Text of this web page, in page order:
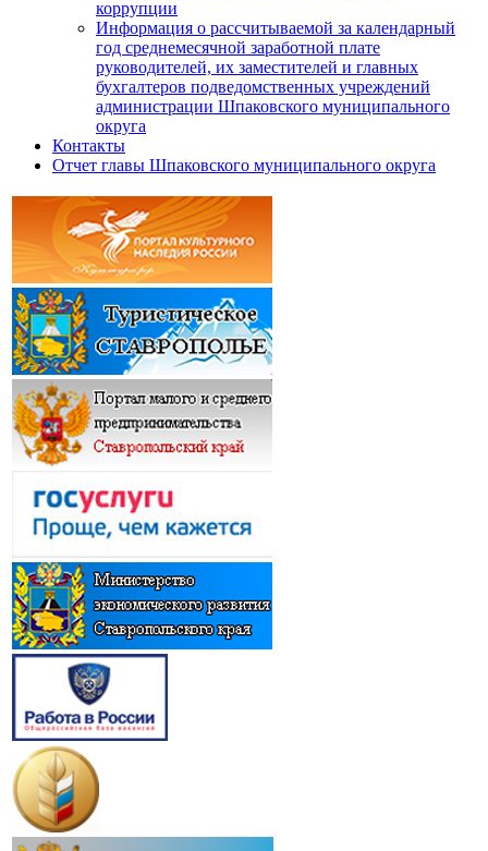
коррупции
Информация о рассчитываемой за календарный
год среднемесячной заработной плате
руководителей, их заместителей и главных
бухгалтеров подведомственных учреждений
администрации Шпаковского муниципального
округа
Контакты
Отчет главы Шпаковского муниципального округа